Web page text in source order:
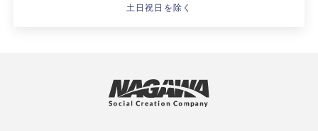
土日祝日を除く